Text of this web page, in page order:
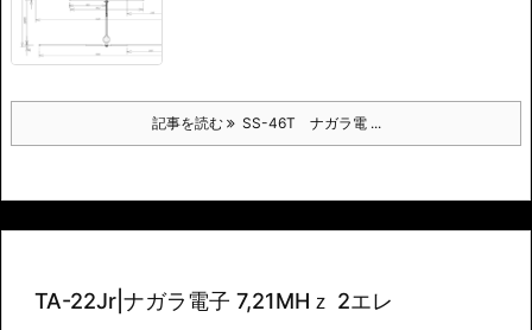
記事を読む SS-46T ナガラ電 ...
TA-22Jr|ナガラ電子 7,21MHｚ 2エレ